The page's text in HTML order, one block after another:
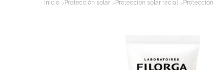
Inicio Protección solar Protección solar facial